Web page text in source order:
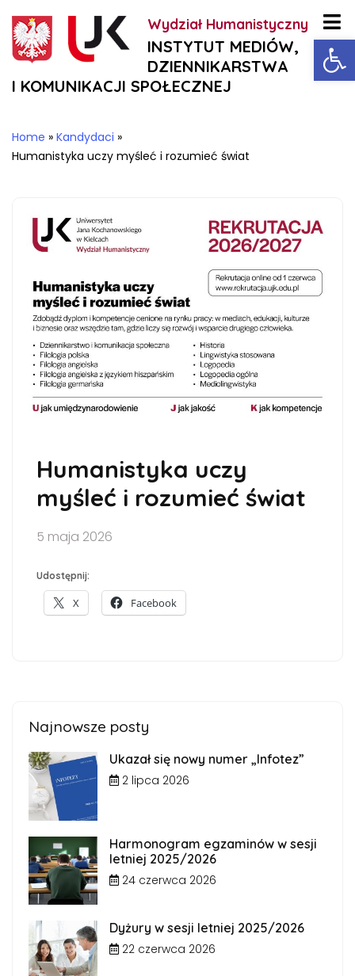
Wydział Humanistyczny
INSTYTUT MEDIÓW,
DZIENNIKARSTWA
I KOMUNIKACJI SPOŁECZNEJ
Home » Kandydaci »
Humanistyka uczy myśleć i rozumieć świat
Humanistyka uczy
myśleć i rozumieć świat
5 maja 2026
Udostępnij:
X Facebook
Najnowsze posty
Ukazał się nowy numer „Infotez”
2 lipca 2026
Harmonogram egzaminów w sesji
letniej 2025/2026
24 czerwca 2026
Dyżury w sesji letniej 2025/2026
22 czerwca 2026